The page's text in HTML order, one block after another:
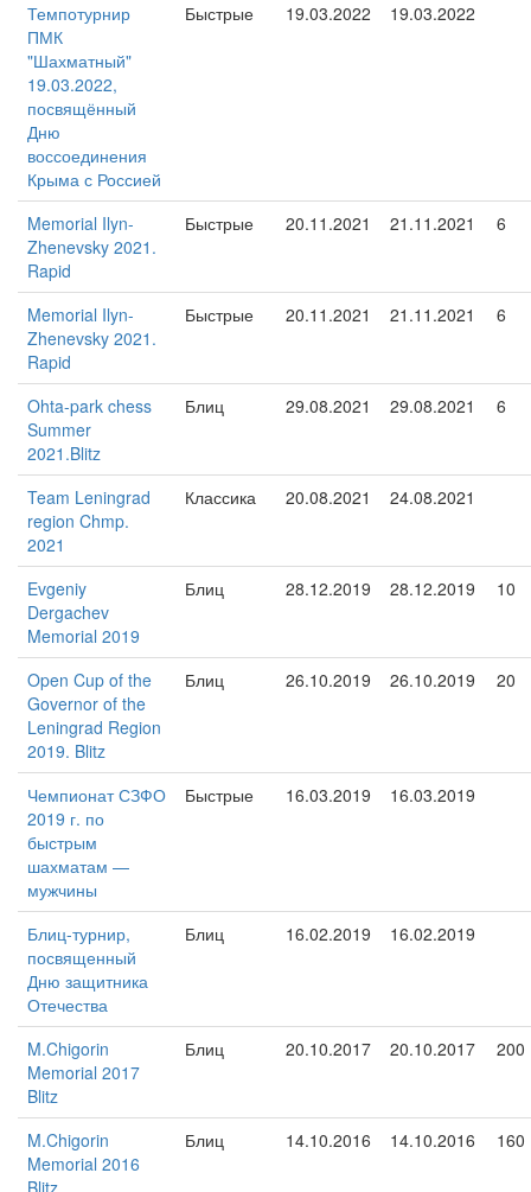
Темпотурнир
ПМК
"Шахматный"
19.03.2022,
посвящённый
Дню
воссоединения
Крыма с Россией
Быстрые 19.03.2022 19.03.2022
Memorial Ilyn-
Zhenevsky 2021.
Rapid
Быстрые 20.11.2021 21.11.2021 6
Memorial Ilyn-
Zhenevsky 2021.
Rapid
Быстрые 20.11.2021 21.11.2021 6
Ohta-park chess
Summer
2021.Blitz
Блиц 29.08.2021 29.08.2021 6
Team Leningrad
region Chmp.
2021
Классика 20.08.2021 24.08.2021
Evgeniy
Dergachev
Memorial 2019
Блиц 28.12.2019 28.12.2019 10
Open Cup of the
Governor of the
Leningrad Region
2019. Blitz
Блиц 26.10.2019 26.10.2019 20
Чемпионат СЗФО
2019 г. по
быстрым
шахматам —
мужчины
Быстрые 16.03.2019 16.03.2019
Блиц-турнир,
посвященный
Дню защитника
Отечества
Блиц 16.02.2019 16.02.2019
M.Chigorin
Memorial 2017
Blitz
Блиц 20.10.2017 20.10.2017 200
M.Chigorin
Memorial 2016
Blitz
Блиц 14.10.2016 14.10.2016 160